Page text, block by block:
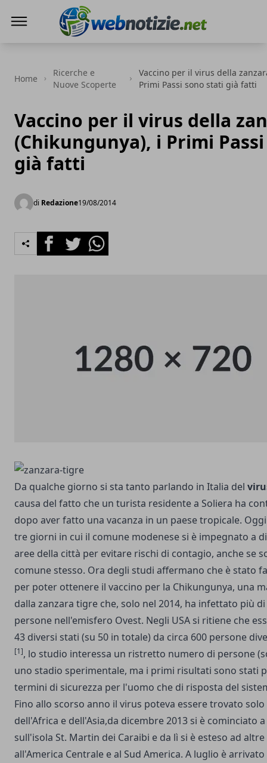
Home
Ricerche e
Nuove Scoperte
Vaccino per il virus della
Primi Passi sono stati già fatti
Vaccino per il virus della
(Chikungunya), i Primi
già fatti
di Redazione19/08/2014
FacebookTwitterWhatsapp
Da qualche giorno si sta tanto parlando in Italia del
causa del fatto che un turista residente a Soliera ha
dopo aver fatto una vacanza in un paese tropicale.
tre giorni in cui il comune modenese si è impegnato a
aree della città per evitare rischi di contagio, anche se
comune stesso. Ora degli studi affermano che è stato
per poter ottenere il vaccino per la Chikungunya, una
dalla zanzara tigre che, solo nel 2014, ha infettato più
persone nell'emisfero Ovest. Negli USA si ritiene che
43 diversi stati (su 50 in totale) da circa 600 persone
[1], lo studio interessa un ristretto numero di persone
uno stadio sperimentale, ma i primi risultati sono stati
termini di sicurezza per l'uomo che di risposta del
Fino allo scorso anno il virus poteva essere trovato
dell'Africa e dell'Asia,da dicembre 2013 si è cominciato
sull'isola St. Martin dei Caraibi e da lì si è esteso ad
all'America Centrale e al Sud America. A luglio è